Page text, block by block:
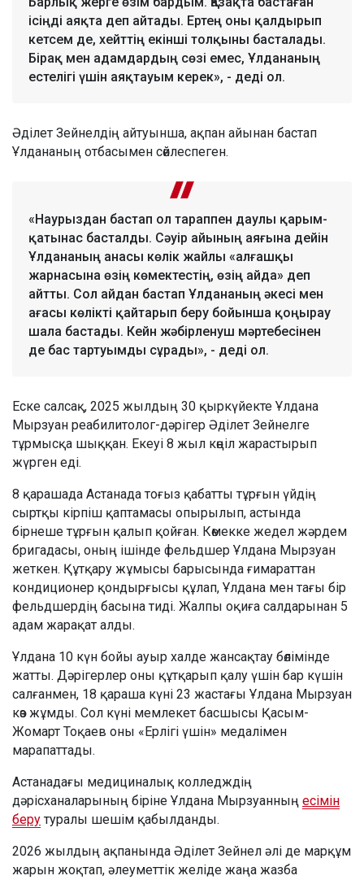
ісіңді аяқта деп айтады. Ертең оны қалдырып
кетсем де, хейттің екінші толқыны басталады.
Бірақ мен адамдардың сөзі емес, Ұлдананың
естелігі үшін аяқтауым керек», - деді ол.
Әділет Зейнелдің айтуынша, ақпан айынан бастап
Ұлдананың отбасымен сөйлеспеген.
«Наурыздан бастап ол тараппен даулы қарым-
қатынас басталды. Сәуір айының аяғына дейін
Ұлдананың анасы көлік жайлы «алғашқы
жарнасына өзің көмектестің, өзің айда» деп
айтты. Сол айдан бастап Ұлдананың әкесі мен
ағасы көлікті қайтарып беру бойынша қоңырау
шала бастады. Кейн жәбірленуш мәртебесінен
де бас тартуымды сұрады», - деді ол.
Еске салсақ, 2025 жылдың 30 қыркүйекте Ұлдана
Мырзуан реабилитолог-дәрігер Әділет Зейнелге
тұрмысқа шыққан. Екеуі 8 жыл көңіл жарастырып
жүрген еді.
8 қарашада Астанада тоғыз қабатты тұрғын үйдің
сыртқы кірпіш қаптамасы опырылып, астында
бірнеше тұрғын қалып қойған. Көмекке жедел жәрдем
бригадасы, оның ішінде фельдшер Ұлдана Мырзуан
жеткен. Құтқару жұмысы барысында ғимараттан
кондиционер қондырғысы құлап, Ұлдана мен тағы бір
фельдшердің басына тиді. Жалпы оқиға салдарынан 5
адам жарақат алды.
Ұлдана 10 күн бойы ауыр халде жансақтау бөлімінде
жатты. Дәрігерлер оны құтқарып қалу үшін бар күшін
салғанмен, 18 қараша күні 23 жастағы Ұлдана Мырзуан
көз жұмды. Сол күні мемлекет басшысы Қасым-
Жомарт Тоқаев оны «Ерлігі үшін» медалімен
марапаттады.
Астанадағы медициналық колледждің
дәрісханаларының біріне Ұлдана Мырзуанның есімін
беру туралы шешім қабылданды.
2026 жылдың ақпанында Әділет Зейнел әлі де марқұм
жарын жоқтап, әлеуметтік желіде жаңа жазба